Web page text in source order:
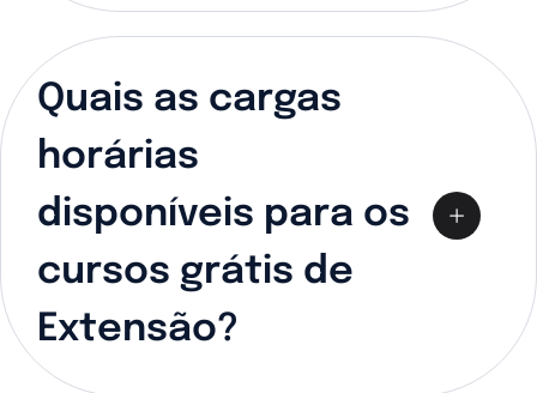
Quais as cargas
horárias
disponíveis para os
cursos grátis de
Extensão?